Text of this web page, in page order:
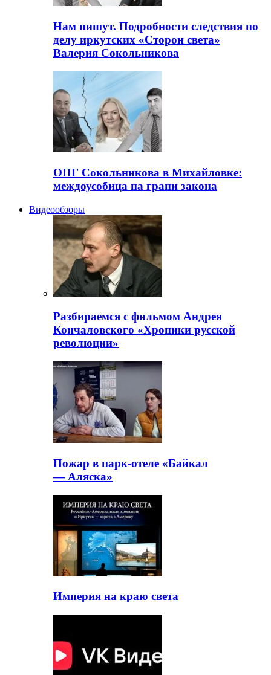
Нам пишут. Подробности следствия по
делу иркутских «Сторон света»
Валерия Сокольникова
ОПГ Сокольникова в Михайловке:
междоусобица на грани закона
Видеообзоры
Разбираемся с фильмом Андрея
Кончаловского «Хроники русской
революции»
Пожар в парк-отеле «Байкал
— Аляска»
Империя на краю света